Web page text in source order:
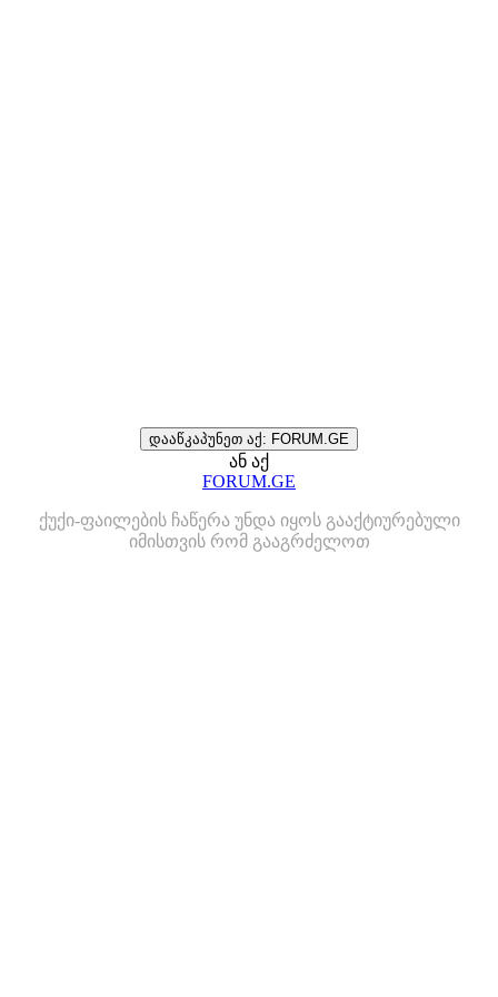
დააწკაპუნეთ აქ: FORUM.GE
ან აქ
FORUM.GE
ქუქი-ფაილების ჩაწერა უნდა იყოს გააქტიურებული
იმისთვის რომ გააგრძელოთ